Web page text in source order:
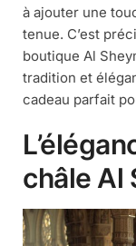
à ajouter une
tenue. C’est
boutique Al
tradition et
cadeau parfait
châle Al